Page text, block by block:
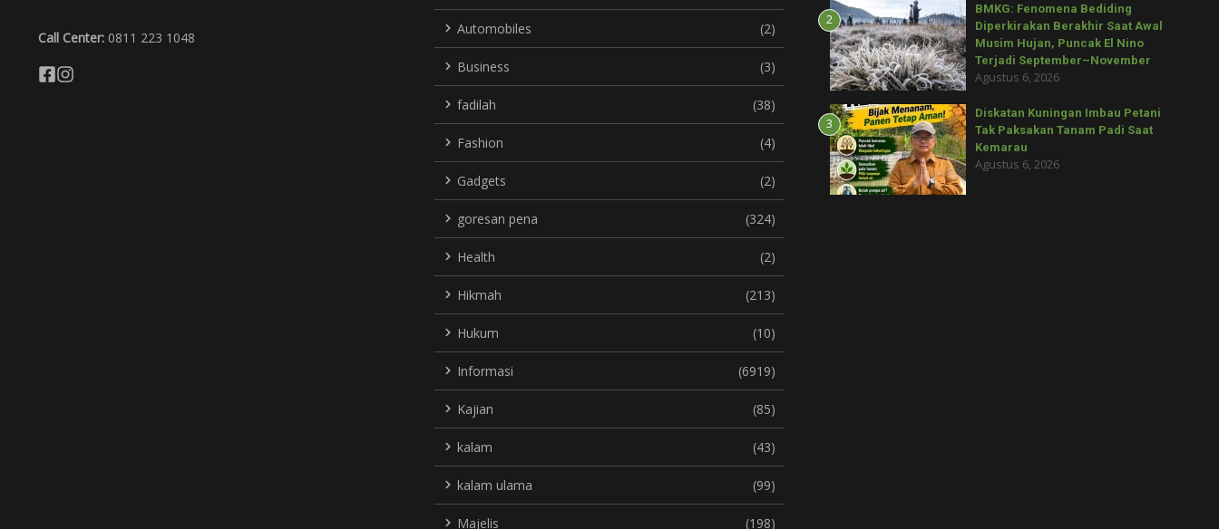
Call Center: 0811 223 1048
Automobiles (2)
Business (3)
fadilah (38)
Fashion (4)
Gadgets (2)
goresan pena (324)
Health (2)
Hikmah (213)
Hukum (10)
Informasi (6919)
Kajian (85)
kalam (43)
kalam ulama (99)
Majelis (198)
2
BMKG: Fenomena Bediding
Diperkirakan Berakhir Saat Awal
Musim Hujan, Puncak El Nino
Terjadi September–November
Agustus 6, 2026
3
Diskatan Kuningan Imbau Petani
Tak Paksakan Tanam Padi Saat
Kemarau
Agustus 6, 2026